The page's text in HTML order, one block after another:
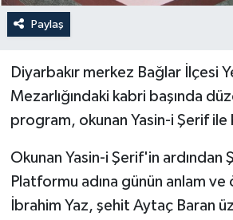
Paylaş
Diyarbakır merkez Bağlar İlçesi
Mezarlığındaki kabri başında
program, okunan Yasin-i Şerif ile
Okunan Yasin-i Şerif'in ardından
Platformu adına günün anlam ve
İbrahim Yaz, şehit Aytaç Baran